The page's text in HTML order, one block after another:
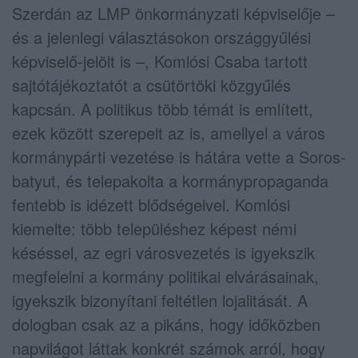
Szerdán az LMP önkormányzati képviselője –
és a jelenlegi választásokon országgyűlési
képviselő-jelölt is –, Komlósi Csaba tartott
sajtótájékoztatót a csütörtöki közgyűlés
kapcsán. A politikus több témát is említett,
ezek között szerepelt az is, amellyel a város
kormánypárti vezetése is hátára vette a Soros-
batyut, és telepakolta a kormánypropaganda
fentebb is idézett blődségeivel. Komlósi
kiemelte: több településhez képest némi
késéssel, az egri városvezetés is igyekszik
megfelelni a kormány politikai elvárásainak,
igyekszik bizonyítani feltétlen lojalitását. A
dologban csak az a pikáns, hogy időközben
napvilágot láttak konkrét számok arról, hogy